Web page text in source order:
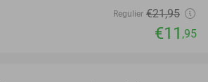
Regulier €21,95
€11 ,95